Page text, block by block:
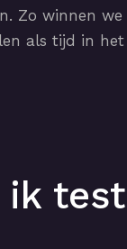
Zo winnen
als tijd in het
ik